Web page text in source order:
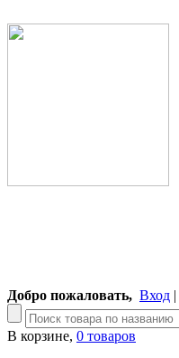
Добро пожаловать, Вход |
В корзине, 0 товаров